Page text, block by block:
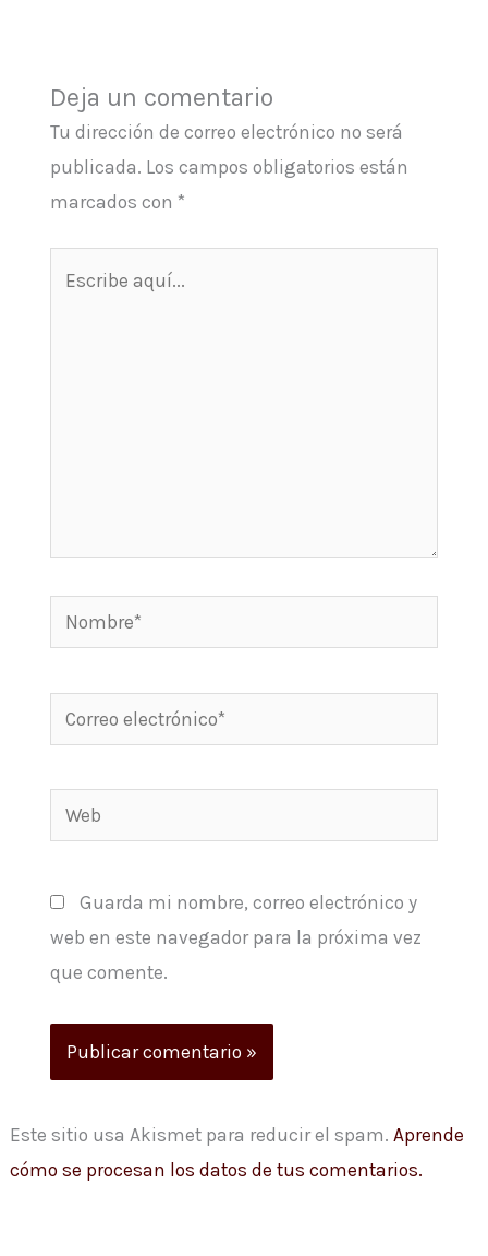
Deja un comentario
Tu dirección de correo electrónico no será
publicada. Los campos obligatorios están
marcados con *
Nombre*
Correo
electrónico*
Web
Guarda mi nombre, correo electrónico y
web en este navegador para la próxima vez
que comente.
Este sitio usa Akismet para reducir el spam.Aprende
cómo se procesan los datos de tus comentarios.